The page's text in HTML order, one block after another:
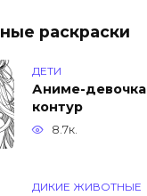
раскраски
ДЕТИ
Аниме-девочка
контур
8.7к.
ДИКИЕ ЖИВОТНЫЕ